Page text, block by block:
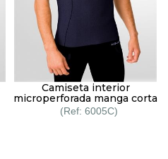
Camiseta interior
microperforada manga corta
6005C